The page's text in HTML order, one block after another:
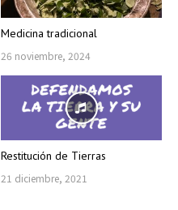
Medicina tradicional
26 noviembre, 2024
Restitución de Tierras
21 diciembre, 2021